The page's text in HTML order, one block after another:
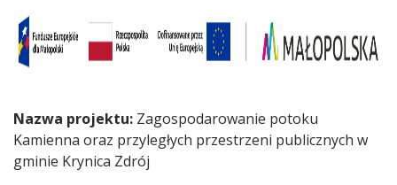
Nazwa projektu: Zagospodarowanie potoku
Kamienna oraz przyległych przestrzeni publicznych w
gminie Krynica Zdrój